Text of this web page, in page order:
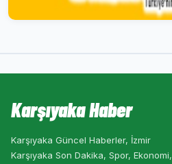
Karşıyaka Haber
Karşıyaka Güncel Haberler, İzmir
Karşıyaka Son Dakika, Spor, Ekonomi,